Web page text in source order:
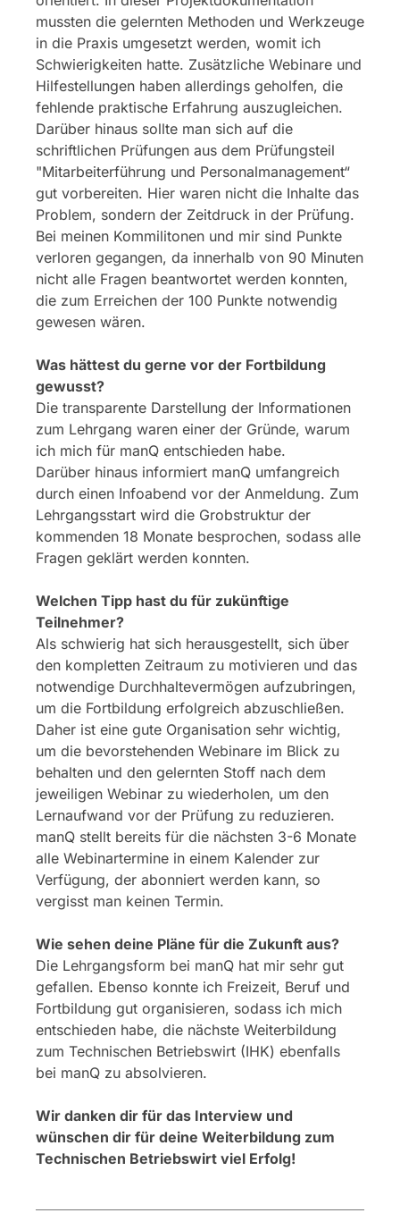
mussten die gelernten Methoden und Werkzeuge
in die Praxis umgesetzt werden, womit ich
Schwierigkeiten hatte. Zusätzliche Webinare und
Hilfestellungen haben allerdings geholfen, die
fehlende praktische Erfahrung auszugleichen.
Darüber hinaus sollte man sich auf die
schriftlichen Prüfungen aus dem Prüfungsteil
"Mitarbeiterführung und Personalmanagement“
gut vorbereiten. Hier waren nicht die Inhalte das
Problem, sondern der Zeitdruck in der Prüfung.
Bei meinen Kommilitonen und mir sind Punkte
verloren gegangen, da innerhalb von 90 Minuten
nicht alle Fragen beantwortet werden konnten,
die zum Erreichen der 100 Punkte notwendig
gewesen wären.
Was hättest du gerne vor der Fortbildung
gewusst?
Die transparente Darstellung der Informationen
zum Lehrgang waren einer der Gründe, warum
ich mich für manQ entschieden habe.
Darüber hinaus informiert manQ umfangreich
durch einen Infoabend vor der Anmeldung. Zum
Lehrgangsstart wird die Grobstruktur der
kommenden 18 Monate besprochen, sodass alle
Fragen geklärt werden konnten.
Welchen Tipp hast du für zukünftige
Teilnehmer?
Als schwierig hat sich herausgestellt, sich über
den kompletten Zeitraum zu motivieren und das
notwendige Durchhaltevermögen aufzubringen,
um die Fortbildung erfolgreich abzuschließen.
Daher ist eine gute Organisation sehr wichtig,
um die bevorstehenden Webinare im Blick zu
behalten und den gelernten Stoff nach dem
jeweiligen Webinar zu wiederholen, um den
Lernaufwand vor der Prüfung zu reduzieren.
manQ stellt bereits für die nächsten 3-6 Monate
alle Webinartermine in einem Kalender zur
Verfügung, der abonniert werden kann, so
vergisst man keinen Termin.
Wie sehen deine Pläne für die Zukunft aus?
Die Lehrgangsform bei manQ hat mir sehr gut
gefallen. Ebenso konnte ich Freizeit, Beruf und
Fortbildung gut organisieren, sodass ich mich
entschieden habe, die nächste Weiterbildung
zum Technischen Betriebswirt (IHK) ebenfalls
bei manQ zu absolvieren.
Wir danken dir für das Interview und
wünschen dir für deine Weiterbildung zum
Technischen Betriebswirt viel Erfolg!